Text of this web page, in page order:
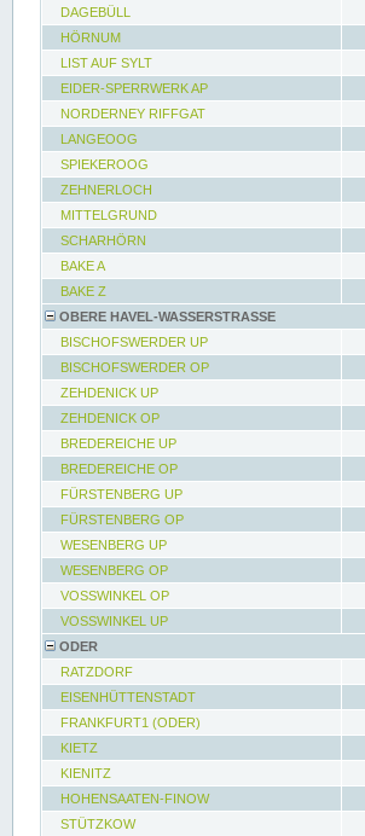
DAGEBÜLL
HÖRNUM
LIST AUF SYLT
EIDER-SPERRWERK AP
NORDERNEY RIFFGAT
LANGEOOG
SPIEKEROOG
ZEHNERLOCH
MITTELGRUND
SCHARHÖRN
BAKE A
BAKE Z
OBERE HAVEL-WASSERSTRASSE
BISCHOFSWERDER UP
BISCHOFSWERDER OP
ZEHDENICK UP
ZEHDENICK OP
BREDEREICHE UP
BREDEREICHE OP
FÜRSTENBERG UP
FÜRSTENBERG OP
WESENBERG UP
WESENBERG OP
VOSSWINKEL OP
VOSSWINKEL UP
ODER
RATZDORF
EISENHÜTTENSTADT
FRANKFURT1 (ODER)
KIETZ
KIENITZ
HOHENSAATEN-FINOW
STÜTZKOW